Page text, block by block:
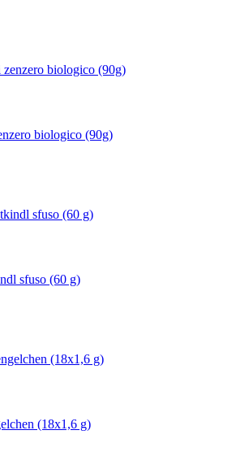
biologico (90g)
sfuso (60 g)
(18x1,6 g)